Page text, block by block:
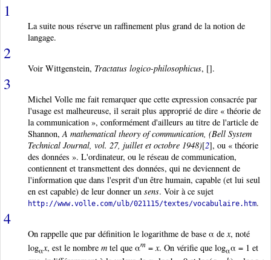
1
La suite nous réserve un raffinement plus grand de la notion de
langage.
2
Voir Wittgenstein, Tractatus logico-philosophicus, [].
3
Michel Volle me fait remarquer que cette expression consacrée par
l'usage est malheureuse, il serait plus approprié de dire « théorie de
la communication », conformément d'ailleurs au titre de l'article de
Shannon,A mathematical theory of communication, (Bell System
Technical Journal, vol. 27, juillet et octobre 1948)[2], ou « théorie
des données ». L'ordinateur, ou le réseau de communication,
contiennent et transmettent des données, qui ne deviennent de
l'information que dans l'esprit d'un être humain, capable (et lui seul
en est capable) de leur donner un sens. Voir à ce sujet
http://www.volle.com/ulb/021115/textes/vocabulaire.htm.
4
On rappelle que par définition le logarithme de base α dex, noté
logαx, est le nombre m tel que αm =x. On vérifie que logαα = 1 et